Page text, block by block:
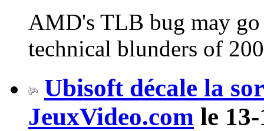
AMD's TLB bug may go
technical blunders of
Ubisoft décale la
JeuxVideo.com le